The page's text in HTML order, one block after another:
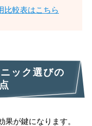
比較表はこちら
ック選びの
が鍵になります。